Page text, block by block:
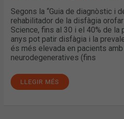
Segons la “Guia de diagnòstic i
rehabilitador de la disfàgia
Science, fins al 30 i el 40% de
anys pot patir disfàgia i la
és més elevada en pacients
neurodegeneratives (fins
LLEGIR MÉS